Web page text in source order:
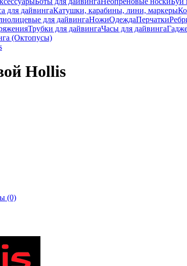
для дайвингаКатушки, карабины, лини, маркеры
для дайвингаНожиОдеждаПерчатки
Трубки для дайвингаЧасы для дайвинга
(Октопусы)
Hollis
(0)